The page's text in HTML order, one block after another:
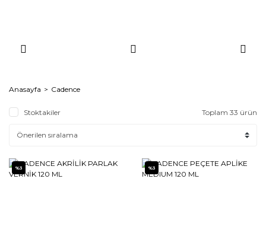
Anasayfa Cadence
Stoktakiler Toplam 33 ürün
%3 %3